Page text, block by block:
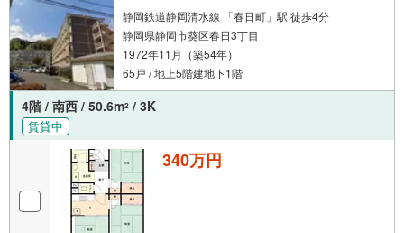
静岡鉄道静岡清水線 「春日町」駅 徒歩4分
静岡県静岡市葵区春日3丁目
1972年11月（築54年）
65戸 / 地上5階建地下1階
4階 / 南西 / 50.6m2 / 3K
賃貸中
340万円